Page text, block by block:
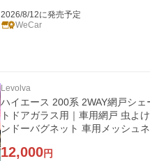
2026/8/12に発売予定
WeCar
Levolva
ハイエース 200系 2WAY網戸シェ
トドアガラス用｜車用網戸 虫よ
ンドーバグネット 車用メッシュネ
12,000円